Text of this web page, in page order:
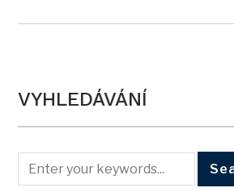
VYHLEDÁVÁNÍ